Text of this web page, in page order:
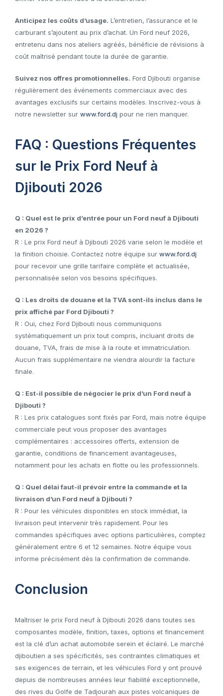
Anticipez les coûts d’usage. L’entretien, l’assurance et le
carburant s’ajoutent au prix d’achat. Un Ford neuf 2026,
entretenu dans nos ateliers agréés, bénéficie de révisions à
coût maîtrisé pendant toute la durée de garantie.
Suivez nos offres promotionnelles. Ford Djibouti organise
régulièrement des événements commerciaux avec des
avantages exclusifs sur certains modèles. Inscrivez-vous à
notre newsletter sur www.ford.dj pour ne rien manquer.
FAQ : Questions Fréquentes
sur le Prix Ford Neuf à
Djibouti 2026
Q : Quel est le prix d’entrée pour un Ford neuf à Djibouti
en 2026 ?
R : Le prix Ford neuf à Djibouti 2026 varie selon le modèle et
la finition choisie. Contactez notre équipe sur www.ford.dj
pour recevoir une grille tarifaire complète et actualisée,
personnalisée selon vos besoins spécifiques.
Q : Les droits de douane et la TVA sont-ils inclus dans le
prix affiché par Ford Djibouti ?
R : Oui, chez Ford Djibouti nous communiquons
systématiquement un prix tout compris, incluant droits de
douane, TVA, frais de mise à la route et immatriculation.
Aucun frais supplémentaire ne viendra alourdir la facture
finale.
Q : Est-il possible de négocier le prix d’un Ford neuf à
Djibouti ?
R : Les prix catalogues sont fixés par Ford, mais notre équipe
commerciale peut vous proposer des avantages
complémentaires : accessoires offerts, extension de
garantie, conditions de financement avantageuses,
notamment pour les achats en flotte ou les professionnels.
Q : Quel délai faut-il prévoir entre la commande et la
livraison d’un Ford neuf à Djibouti ?
R : Pour les véhicules disponibles en stock immédiat, la
livraison peut intervenir très rapidement. Pour les
commandes spécifiques avec options particulières, comptez
généralement entre 6 et 12 semaines. Notre équipe vous
informe précisément dès la confirmation de commande.
Conclusion
Maîtriser le prix Ford neuf à Djibouti 2026 dans toutes ses
composantes modèle, finition, taxes, options et financement
est la clé d’un achat automobile serein et éclairé. Le marché
djiboutien a ses spécificités, ses contraintes climatiques et
ses exigences de terrain, et les véhicules Ford y ont prouvé
depuis de nombreuses années leur fiabilité exceptionnelle,
des rives du Golfe de Tadjourah aux pistes volcaniques de